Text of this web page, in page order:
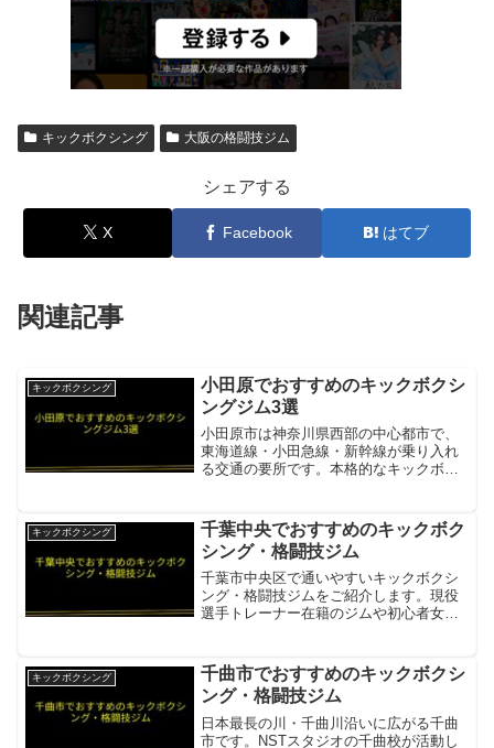
キックボクシング 大阪の格闘技ジム
シェアする
X Facebook はてブ
関連記事
キックボクシング
小田原でおすすめのキックボクシ
ングジム3選
小田原市は神奈川県西部の中心都市で、
東海道線・小田急線・新幹線が乗り入れ
る交通の要所です。本格的なキックボク
肢があります。谷山ジム小田原道場鴨宮
駅徒歩1分の好立地項目内...
キックボクシング
千葉中央でおすすめのキックボク
シング・格闘技ジム
千葉市中央区で通いやすいキックボクシ
ング・格闘技ジムをご紹介します。現役
選手トレーナー在籍のジムや初心者女性
徒歩圏内・予約不要・通い放題・現役選
手トレーナーが丁寧に指導...
キックボクシング
千曲市でおすすめのキックボクシ
ング・格闘技ジム
日本最長の川・千曲川沿いに広がる千曲
市です。NSTスタジオの千曲校が活動し